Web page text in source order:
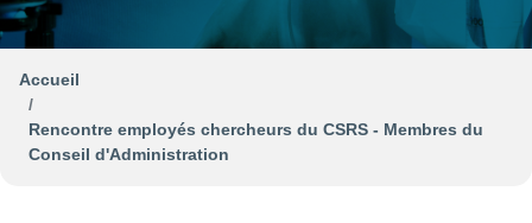
Accueil
Rencontre employés chercheurs du CSRS - Membres du
Conseil d'Administration